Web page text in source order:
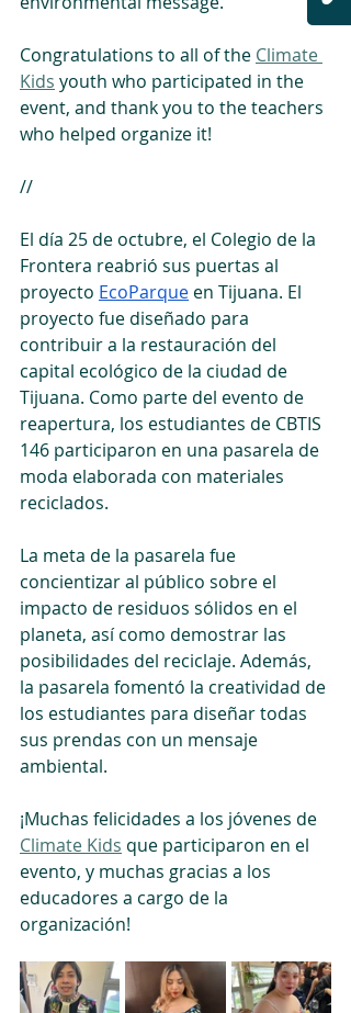
Congratulations to all of the Climate
Kids youth who participated in the
event, and thank you to the teachers
who helped organize it!
//
El día 25 de octubre, el Colegio de la
Frontera reabrió sus puertas al
proyecto EcoParque en Tijuana. El
proyecto fue diseñado para
contribuir a la restauración del
capital ecológico de la ciudad de
Tijuana. Como parte del evento de
reapertura, los estudiantes de CBTIS
146 participaron en una pasarela de
moda elaborada con materiales
reciclados.
La meta de la pasarela fue
concientizar al público sobre el
impacto de residuos sólidos en el
planeta, así como demostrar las
posibilidades del reciclaje. Además,
la pasarela fomentó la creatividad de
los estudiantes para diseñar todas
sus prendas con un mensaje
ambiental.
¡Muchas felicidades a los jóvenes de
Climate Kids que participaron en el
evento, y muchas gracias a los
educadores a cargo de la
organización!